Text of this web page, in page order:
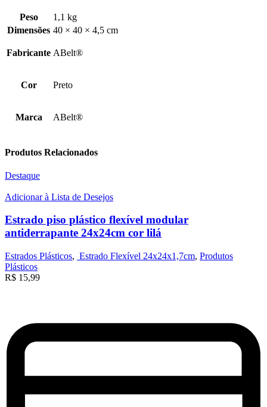
Peso
1,1 kg
Dimensões 40 × 40 × 4,5 cm
Fabricante ABelt®
Cor Preto
Marca ABelt®
Produtos Relacionados
Destaque
Adicionar à Lista de Desejos
Estrado piso plástico flexível modular
antiderrapante 24x24cm cor lilá
Estrados Plásticos, Estrado Flexível 24x24x1,7cm, Produtos
Plásticos
R$ 15,99